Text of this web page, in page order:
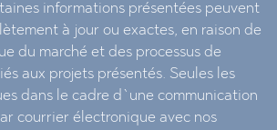
informations présentées peuvent
à jour ou exactes, en raison de
du marché et des processus de
aux projets présentés. Seules les
dans le cadre d`une communication
courrier électronique avec nos